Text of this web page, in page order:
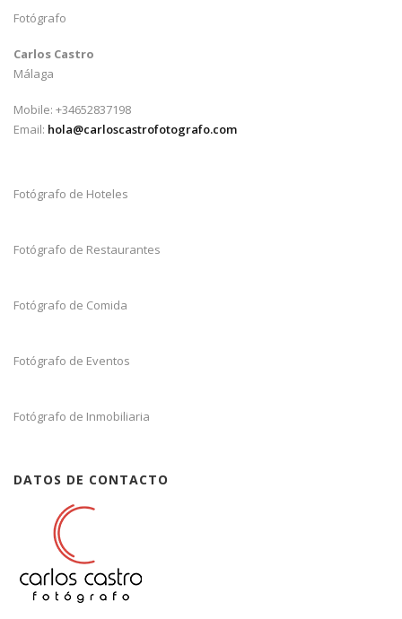
Fotógrafo
Carlos Castro
Málaga
Mobile: +34652837198
Email: hola@carloscastrofotografo.com
Fotógrafo de Hoteles
Fotógrafo de Restaurantes
Fotógrafo de Comida
Fotógrafo de Eventos
Fotógrafo de Inmobiliaria
DATOS DE CONTACTO